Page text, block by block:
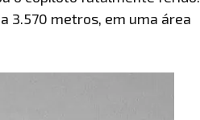
3.570 metros, em uma área